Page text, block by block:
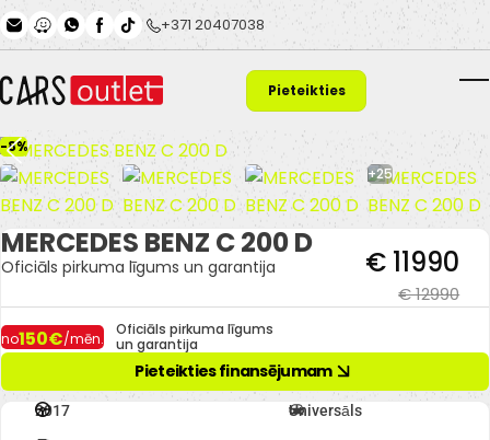
Skip to main content+371 20407038
Pieteikties
finansējumam
-8%
+25
MERCEDES BENZ C 200 D
Oficiāls pirkuma līgums un garantija
€ 12990
€ 11990
no150€/mēn.
Oficiāls pirkuma līgums
un garantija
Pieteikties finansējumam
2017 Universāls